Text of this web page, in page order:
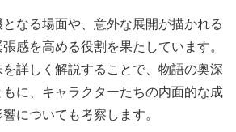
なる場面や、意外な展開が描かれる
感を高める役割を果たしています。
詳しく解説することで、物語の奥深
に、キャラクターたちの内面的な成
についても考察します。